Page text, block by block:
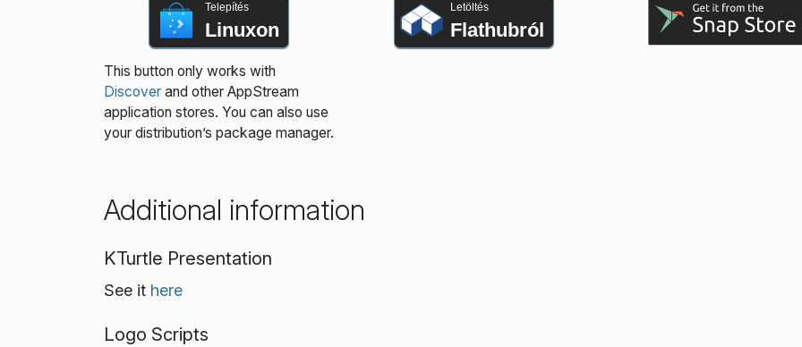
Telepítés
Linuxon
This button only works with
Discoverand other AppStream
application stores. You can also use
your distribution’s package manager.
Letöltés
Flathubról
Additional information
KTurtle Presentation
See it here
Logo Scripts